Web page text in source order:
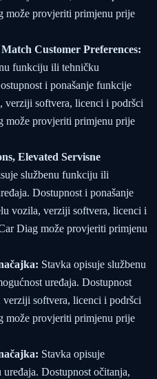
može provjeriti primjenu prije
Customer Preferences:
funkciju ili tehničku
i ponašanje funkcije
verziji softvera, licenci i podršci
može provjeriti primjenu prije
Elevated Servisne
službenu funkciju ili
Dostupnost i ponašanje
vozila, verziji softvera, licenci i
Diag može provjeriti primjenu
Stavka opisuje službenu
uređaja. Dostupnost
softvera, licenci i podršci
može provjeriti primjenu prije
Stavka opisuje
Dostupnost očitanja,